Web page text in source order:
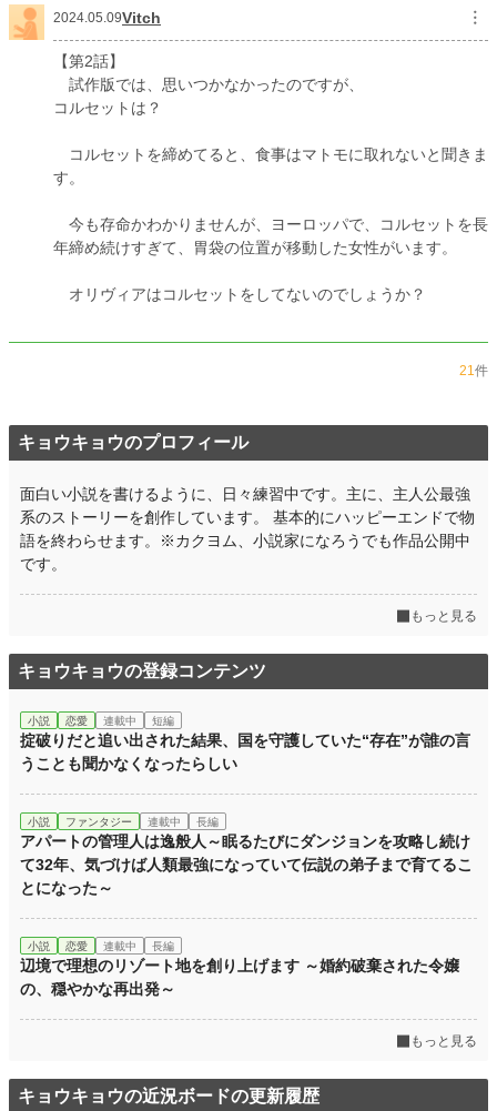
2024.05.09Vitch ︙
【第2話】
試作版では、思いつかなかったのですが、
コルセットは？
コルセットを締めてると、食事はマトモに取れないと聞きま
す。
今も存命かわかりませんが、ヨーロッパで、コルセットを長
年締め続けすぎて、胃袋の位置が移動した女性がいます。
オリヴィアはコルセットをしてないのでしょうか？
21件
キョウキョウのプロフィール
面白い小説を書けるように、日々練習中です。主に、主人公最強
系のストーリーを創作しています。 基本的にハッピーエンドで物
語を終わらせます。※カクヨム、小説家になろうでも作品公開中
です。
もっと見る
キョウキョウの登録コンテンツ
小説 恋愛 連載中 短編
掟破りだと追い出された結果、国を守護していた“存在”が誰の言
うことも聞かなくなったらしい
小説 ファンタジー 連載中 長編
アパートの管理人は逸般人～眠るたびにダンジョンを攻略し続け
て32年、気づけば人類最強になっていて伝説の弟子まで育てるこ
とになった～
小説 恋愛 連載中 長編
辺境で理想のリゾート地を創り上げます ～婚約破棄された令嬢
の、穏やかな再出発～
もっと見る
キョウキョウの近況ボードの更新履歴